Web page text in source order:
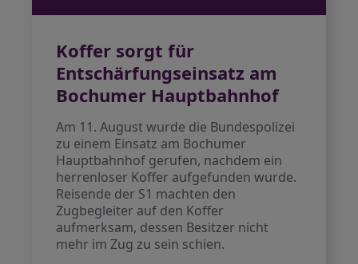
Koffer sorgt für
Entschärfungseinsatz am
Bochumer Hauptbahnhof
Am 11. August wurde die Bundespolizei
zu einem Einsatz am Bochumer
Hauptbahnhof gerufen, nachdem ein
herrenloser Koffer aufgefunden wurde.
Reisende der S1 machten den
Zugbegleiter auf den Koffer
aufmerksam, dessen Besitzer nicht
mehr im Zug zu sein schien.